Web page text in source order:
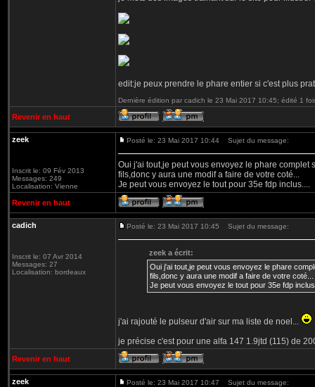
edit:je peux prendre le phare entier si c'est plus
Dernière édition par cadich le 23 Mai 2017 10:45; édité 1
Revenir en haut
zeek
Inscrit le: 09 Fév 2013
Messages: 249
Localisation: Vienne
Posté le: 23 Mai 2017 10:44 Sujet du message:
Oui j'ai tout,je peut vous envoyez le phare
fils,donc y aura une modif a faire de votre coté...
Je peut vous envoyez le tout pour 35e fdp inclus....
Revenir en haut
cadich
Inscrit le: 07 Avr 2014
Messages: 27
Localisation: bordeaux
Posté le: 23 Mai 2017 10:45 Sujet du message:
zeek a écrit:
Oui j'ai tout,je peut vous envoyez le phare
fils,donc y aura une modif a faire de votre coté...
Je peut vous envoyez le tout pour 35e fdp
j'ai rajouté le pulseur d'air sur ma liste de noel...
je précise c'est pour une alfa 147 1.9jtd (115) de
Revenir en haut
zeek Posté le: 23 Mai 2017 10:47 Sujet du message: